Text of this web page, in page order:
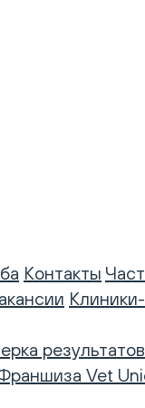
Контакты
Vet